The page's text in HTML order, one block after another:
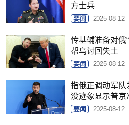
方士兵
要闻 2025-08-12
传基辅准备对俄
帮乌讨回失土
要闻 2025-08-12
指俄正调动军队
没迹象显示普京
要闻 2025-08-12